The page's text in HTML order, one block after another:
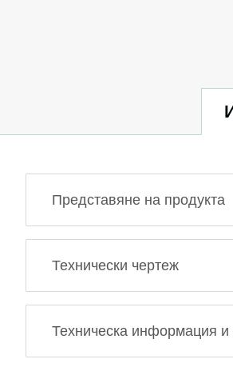
Представяне на продукта
Технически чертеж
Техническа информация и